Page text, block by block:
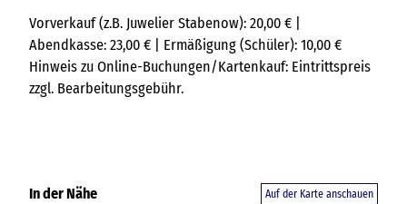
Vorverkauf (z.B. Juwelier Stabenow): 20,00 € |
Abendkasse: 23,00 € | Ermäßigung (Schüler): 10,00 €
Hinweis zu Online-Buchungen/Kartenkauf: Eintrittspreis
zzgl. Bearbeitungsgebühr.
In der Nähe Auf der Karte anschauen